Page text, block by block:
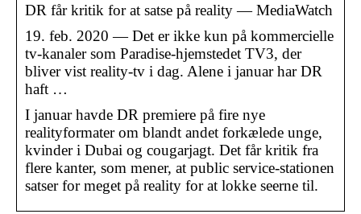
DR får kritik for at satse på reality — MediaWatch
19. feb. 2020 — Det er ikke kun på kommercielle
tv-kanaler som Paradise-hjemstedet TV3, der
bliver vist reality-tv i dag. Alene i januar har DR
haft …
I januar havde DR premiere på fire nye
realityformater om blandt andet forkælede unge,
kvinder i Dubai og cougarjagt. Det får kritik fra
flere kanter, som mener, at public service-stationen
satser for meget på reality for at lokke seerne til.